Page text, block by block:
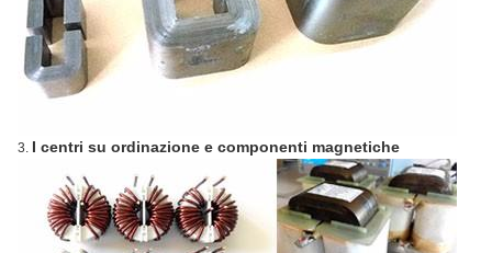
3. I centri su ordinazione e componenti magnetiche